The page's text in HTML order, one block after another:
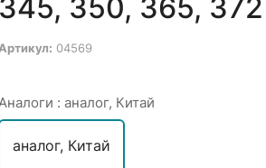
345, 350, 365,
Артикул: 04569
: аналог, Китай
аналог, Китай